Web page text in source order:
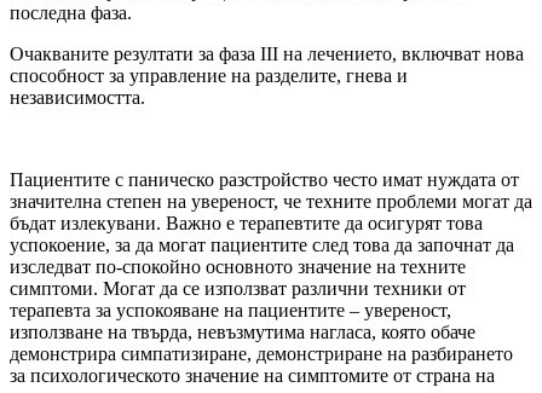
последна фаза.
Очакваните резултати за фаза III на лечението, включват нова
способност за управление на разделите, гнева и
независимостта.
Пациентите с паническо разстройство често имат нуждата от
значителна степен на увереност, че техните проблеми могат да
бъдат излекувани. Важно е терапевтите да осигурят това
успокоение, за да могат пациентите след това да започнат да
изследват по-спокойно основното значение на техните
симптоми. Могат да се използват различни техники от
терапевта за успокояване на пациентите – увереност,
използване на твърда, невъзмутима нагласа, която обаче
демонстрира симпатизиране, демонстриране на разбирането
за психологическото значение на симптомите от страна на